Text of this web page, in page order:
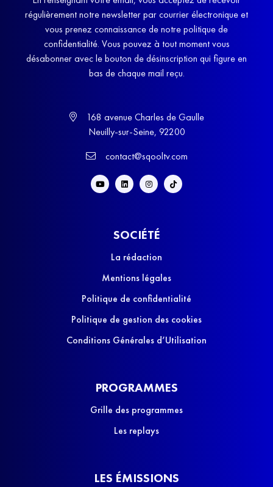
régulièrement notre newsletter par courrier électronique et
vous prenez connaissance de notre politique de
confidentialité. Vous pouvez à tout moment vous
désabonner avec le bouton de désinscription qui figure en
bas de chaque mail reçu.
168 avenue Charles de Gaulle
Neuilly-sur-Seine, 92200
contact@sqooltv.com
SOCIÉTÉ
La rédaction
Mentions légales
Politique de confidentialité
Politique de gestion des cookies
Conditions Générales d’Utilisation
PROGRAMMES
Grille des programmes
Les replays
LES ÉMISSIONS